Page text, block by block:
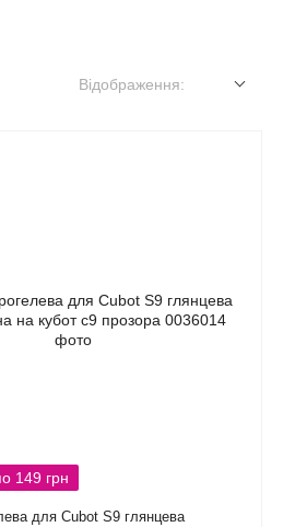
Відображення:
149 грн
для Cubot S9 глянцева